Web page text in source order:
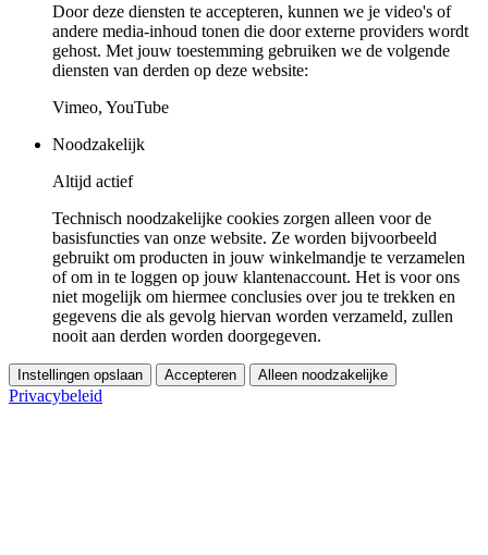
Door deze diensten te accepteren, kunnen we je video's of
andere media-inhoud tonen die door externe providers wordt
gehost. Met jouw toestemming gebruiken we de volgende
diensten van derden op deze website:
Vimeo, YouTube
Noodzakelijk
Altijd actief
Technisch noodzakelijke cookies zorgen alleen voor de
basisfuncties van onze website. Ze worden bijvoorbeeld
gebruikt om producten in jouw winkelmandje te verzamelen
of om in te loggen op jouw klantenaccount. Het is voor ons
niet mogelijk om hiermee conclusies over jou te trekken en
gegevens die als gevolg hiervan worden verzameld, zullen
nooit aan derden worden doorgegeven.
Instellingen opslaan Accepteren Alleen noodzakelijke
Privacybeleid